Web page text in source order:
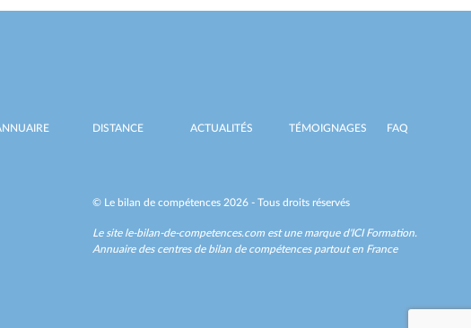
DISTANCE ACTUALITÉS TÉMOIGNAGES FAQ
© Le bilan de compétences 2026 - Tous droits réservés
Le site le-bilan-de-competences.com est une marque d'ICI Formation.
Annuaire des centres de bilan de compétences partout en France